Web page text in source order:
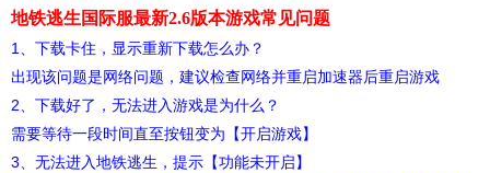
地铁逃生国际服最新2.6版本游戏常见问题
1、下载卡住，显示重新下载怎么办？
出现该问题是网络问题，建议检查网络并重启加速器后重启游戏
2、下载好了，无法进入游戏是为什么？
需要等待一段时间直至按钮变为【开启游戏】
3、无法进入地铁逃生，提示【功能未开启】